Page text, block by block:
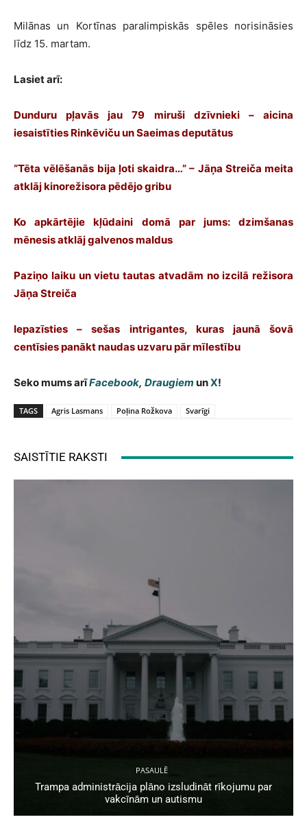
Milānas un Kortīnas paralimpiskās spēles norisināsies
līdz 15. martam.
Lasiet arī:
Dunduru pļavās jau 79 miruši dzīvnieki – aicina
iesaistīties Rinkēviču un Saeimas deputātus
“Tēta vēlēšanās bija ļoti skaidra…” – Jāņa Streiča meita
atklāj kinorežisora pēdējo gribu
Ko apkārtējie kļūdaini domā par jums: dzimšanas
mēnesis atklāj galvenos maldus
Paziņo laiku un vietu tautas atvadām no izcilā režisora
Jāņa Streiča
Iepazīsties – sešas intrigantes, kuras jaunā šovā
centīsies panākt naudas uzvaru pār mīlestību
Seko mums arīFacebook, Draugiem unX!
TAGS Agris Lasmans Poļina Rožkova Svarīgi
SAISTĪTIE RAKSTI
PASAULĒ
Trampa administrācija plāno izsludināt rīkojumu par
vakcīnām un autismu